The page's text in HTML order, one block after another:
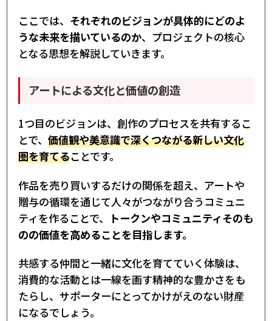
ここでは、 それぞれのビジョンが具体的にどのよ
うな未来を描いているのか、プロジェクトの核心
となる思想を解説していきます。
アートによる文化と価値の創造
1つ目のビジョンは、創作のプロセスを共有するこ
とで、 価値観や美意識で深くつながる新しい文化
圏を育てることです。
作品を売り買いするだけの関係を超え、アートや
贈与の循環を通じて人々がつながり合うコミュニ
ティを作ることで、
トークンやコミュニティそのも
のの価値を高めることを目指します。
共感する仲間と一緒に文化を育てていく体験は、
消費的な活動とは一線を画す精神的な豊かさをも
たらし、サポーターにとってかけがえのない財産
になるでしょう。